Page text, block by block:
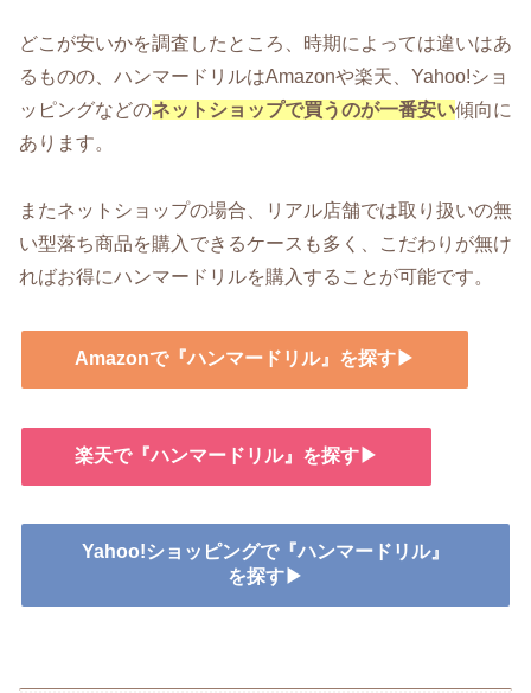
どこが安いかを調査したところ、時期によっては違いはあ
るものの、ハンマードリルはAmazonや楽天、Yahoo!ショ
ッピングなどのネットショップで買うのが一番安い傾向に
あります。
またネットショップの場合、リアル店舗では取り扱いの無
い型落ち商品を購入できるケースも多く、こだわりが無け
ればお得にハンマードリルを購入することが可能です。
Amazonで『ハンマードリル』を探す▶
楽天で『ハンマードリル』を探す▶
Yahoo!ショッピングで『ハンマードリル』
を探す▶